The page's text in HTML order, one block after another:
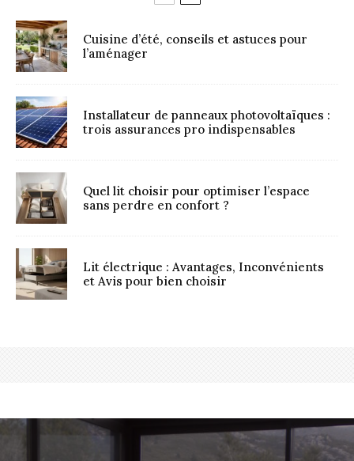
Cuisine d’été, conseils et astuces pour
l’aménager
Installateur de panneaux photovoltaïques :
trois assurances pro indispensables
Quel lit choisir pour optimiser l’espace
sans perdre en confort ?
Lit électrique : Avantages, Inconvénients
et Avis pour bien choisir